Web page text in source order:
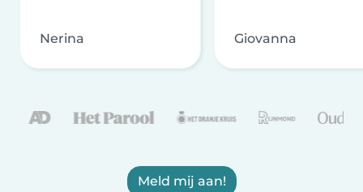
Nerina Giovanna
Meld mij aan!